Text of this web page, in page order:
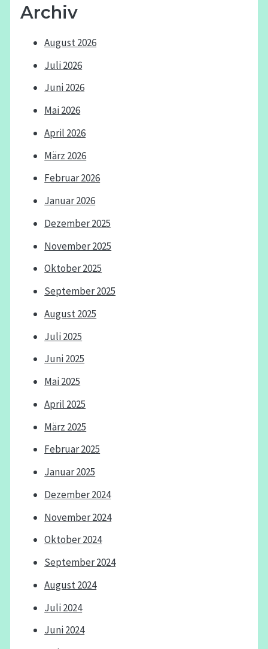
Archiv
August 2026
Juli 2026
Juni 2026
Mai 2026
April 2026
März 2026
Februar 2026
Januar 2026
Dezember 2025
November 2025
Oktober 2025
September 2025
August 2025
Juli 2025
Juni 2025
Mai 2025
April 2025
März 2025
Februar 2025
Januar 2025
Dezember 2024
November 2024
Oktober 2024
September 2024
August 2024
Juli 2024
Juni 2024